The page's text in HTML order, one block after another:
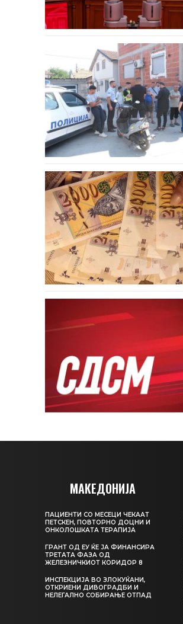
МАКЕДОНИЈА
ПАЦИЕНТИ СО МЕСЕЦИ ЧЕКААТ
ПЕТСКЕН, ПОВТОРНО ДОЦНИ И
ОНКОЛОШКАТА ТЕРАПИЈА
ГРАНТ ОД ЕУ ЌЕ ЈА ФИНАНСИРА
ТРЕТАТА ФАЗА ОД
ЖЕЛЕЗНИЧКИОТ КОРИДОР 8
ИНСПЕКЦИЈА ВО ЗЛОКУЌАНИ,
ОТКРИЕНИ ДИВОГРАДБИ И
НЕЛЕГАЛНО СОБИРАЊЕ ОТПАД